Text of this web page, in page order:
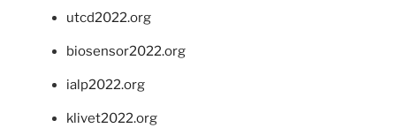
utcd2022.org
biosensor2022.org
ialp2022.org
klivet2022.org